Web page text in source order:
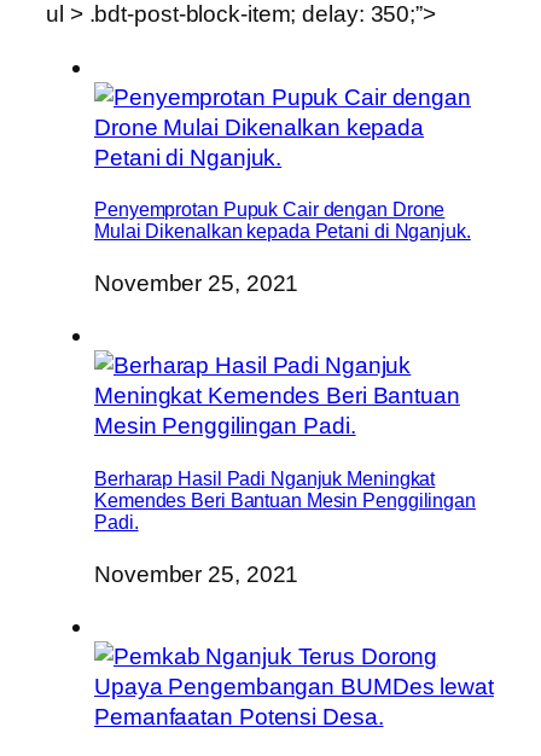
ul > .bdt-post-block-item; delay: 350;”>
Penyemprotan Pupuk Cair dengan Drone
Mulai Dikenalkan kepada Petani di Nganjuk.
November 25, 2021
Berharap Hasil Padi Nganjuk Meningkat
Kemendes Beri Bantuan Mesin Penggilingan
Padi.
November 25, 2021